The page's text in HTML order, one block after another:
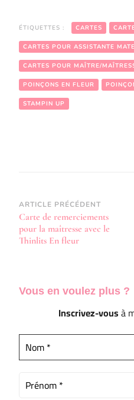
ÉTIQUETTES : CARTES
CARTES POUR ASSISTANTE
CARTES POUR MAÎTRE/
POINÇONS EN FLEUR
STAMPIN UP
Navigation
d’article
ARTICLE PRÉCÉDENT
Carte de remerciements
pour la maîtresse avec le
Thinlits En fleur
Vous en voulez plus ?
Inscrivez-vousà